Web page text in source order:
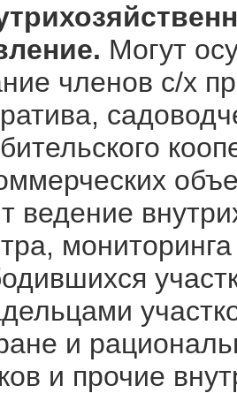
Могут
членов с/х
ведение
и
и прочие